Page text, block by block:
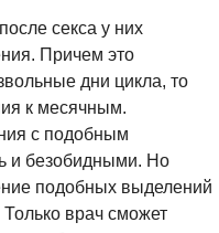
секса у них
Причем это
дни цикла, то
к месячным.
с подобным
и безобидными. Но
подобных выделений
Только врач сможет